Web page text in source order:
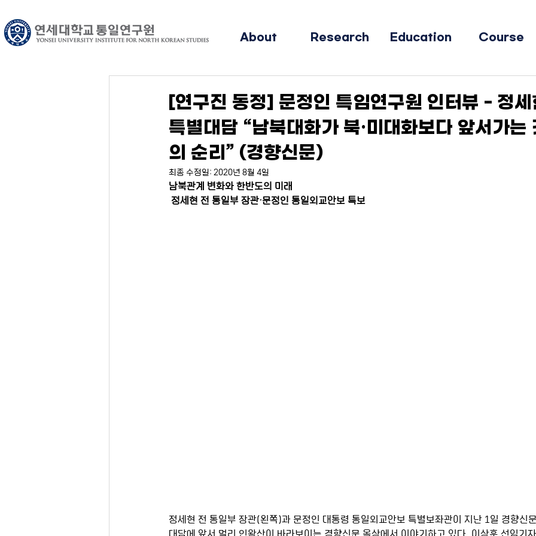
About Research Education Course
[연구진 동정] 문정인 특임연구원 인터뷰 - 정
특별대담 “남북대화가 북·미대화보다 앞서가는
의 순리” (경향신문)
최종 수정일: 2020년 8월 4일
남북관계 변화와 한반도의 미래
정세현 전 통일부 장관·문정인 통일외교안보 특보
정세현 전 통일부 장관(왼쪽)과 문정인 대통령 통일외교안보 특별보좌관이 지난 1일 경향신
대담에 앞서 멀리 인왕산이 바라보이는 경향신문 옥상에서 이야기하고 있다. 이상훈 선임기자